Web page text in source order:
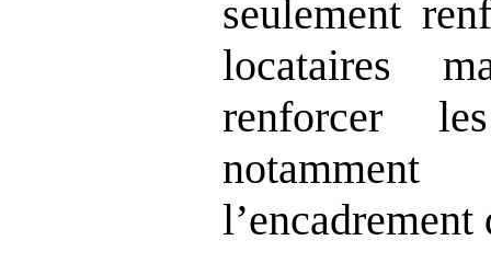
seulement
locataires
renforcer
l’encadrement